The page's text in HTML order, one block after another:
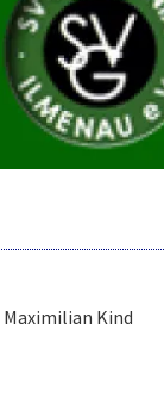
Maximilian Kind